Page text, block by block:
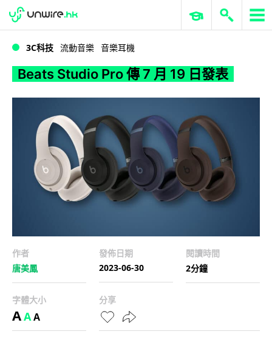
Beats Studio Pro 傳 7 月 19 日發表
WWDC 2026 ERP 與商業 AI
3C科技 流動音樂 音樂耳機
Beats Studio Pro 傳 7 月 19 日發表
作者
唐美鳳
發佈日期
2023-06-30
閱讀時間
2分鐘
字體大小
AAA
分享